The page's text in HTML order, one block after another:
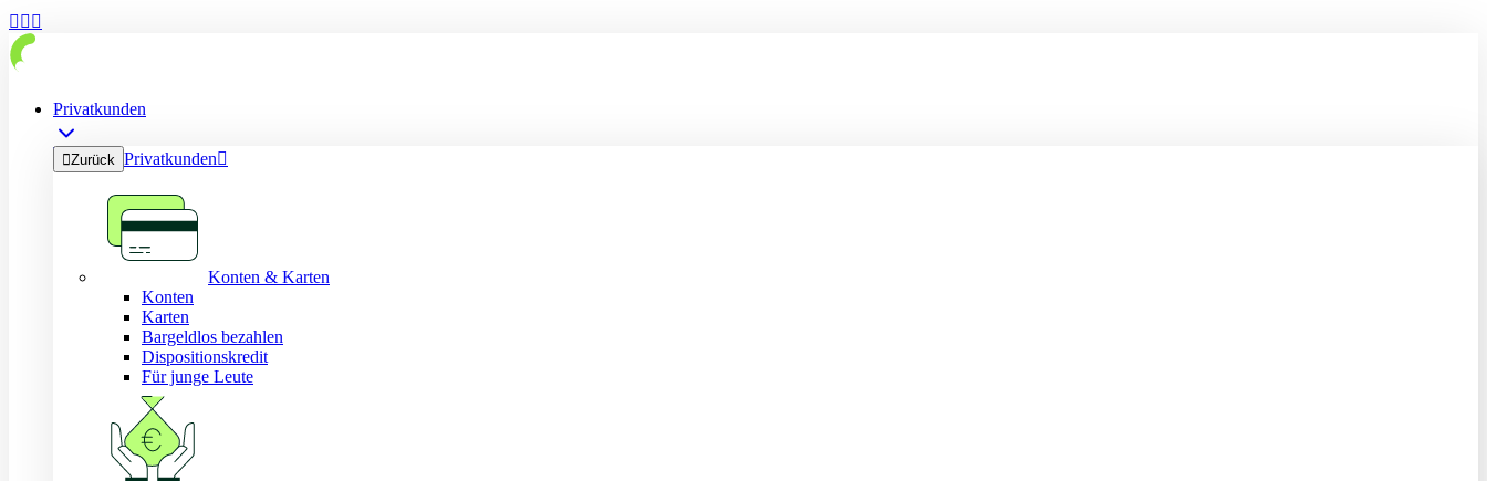
  
Privatkunden
Zurück Privatkunden
Konten & Karten
Konten
Karten
Bargeldlos bezahlen
Dispositionskredit
Für junge Leute